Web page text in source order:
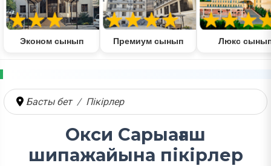
Эконом сынып Премиум сынып Люкс
Басты бет Пікірлер
Окси Сарыағаш
шипажайына пікірлер